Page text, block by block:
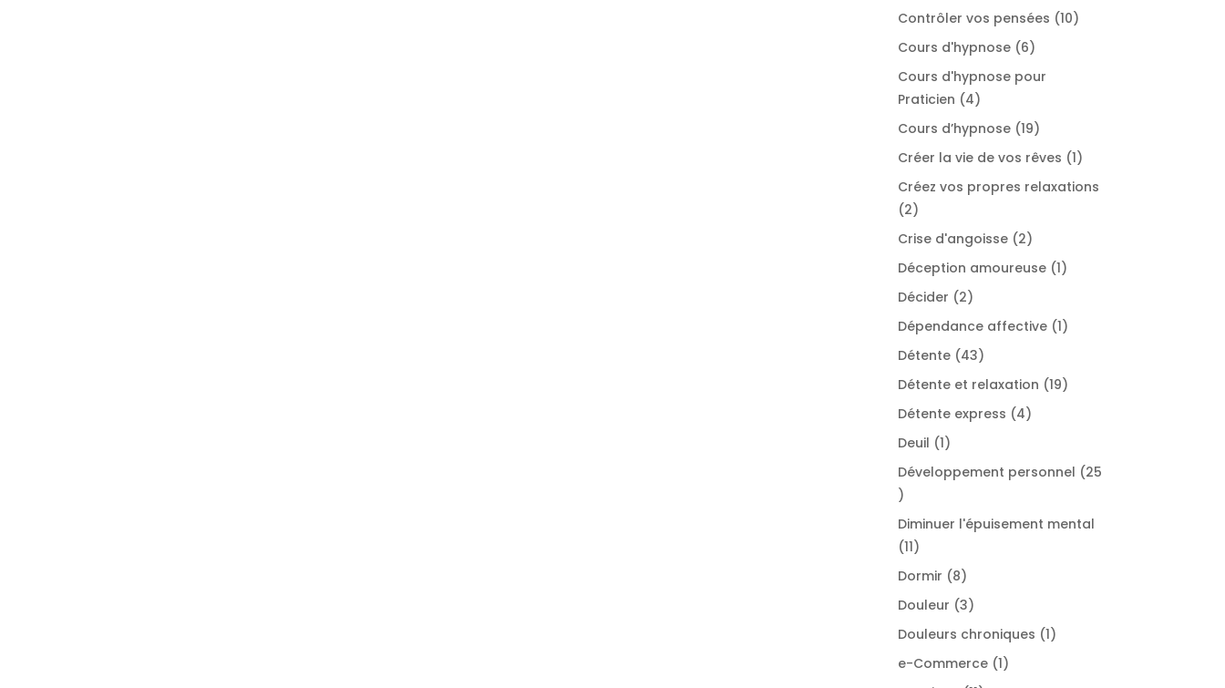
produits
Contrôler vos pensées 1010
Cours d'hypnose 66
Cours d'hypnose pour
Praticien
44
produits
Cours d’hypnose 1919
produits
Créer la vie de vos rêves 11
Créez vos propres relaxations
22
produits
Crise d'angoisse 22
produits
Déception amoureuse 11
Décider 22
produits
Dépendance affective 11
Détente 4343
produits
Détente et relaxation 1919
Détente express 44
Deuil 11
Développement personnel
25
25
produits
Diminuer l'épuisement mental
1111
produits
Dormir 88
produits
Douleur 33
produits
Douleurs chroniques 11
e-Commerce 11